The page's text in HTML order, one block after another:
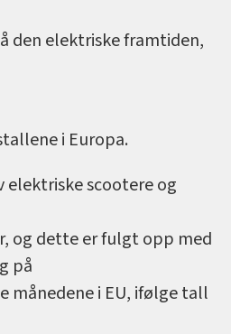
den elektriske framtiden,
i Europa.
elektriske scootere og
og dette er fulgt opp med
på
månedene i EU, ifølge tall